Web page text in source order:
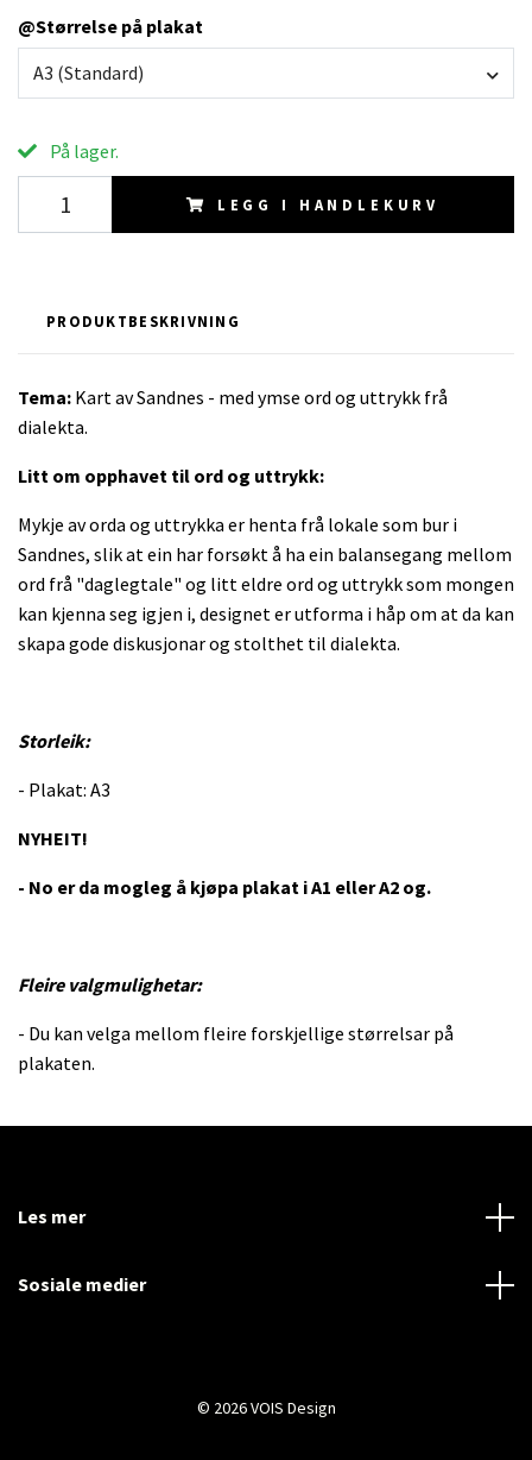
@Størrelse på plakat
A3 (Standard)
På lager.
LEGG I HANDLEKURV
PRODUKTBESKRIVNING
Tema: Kart av Sandnes - med ymse ord og uttrykk frå
dialekta.
Litt om opphavet til ord og uttrykk:
Mykje av orda og uttrykka er henta frå lokale som bur i
Sandnes, slik at ein har forsøkt å ha ein balansegang mellom
ord frå "daglegtale" og litt eldre ord og uttrykk som mongen
kan kjenna seg igjen i, designet er utforma i håp om at da kan
skapa gode diskusjonar og stolthet til dialekta.
Storleik:
- Plakat: A3
NYHEIT!
- No er da mogleg å kjøpa plakat i A1 eller A2 og.
Fleire valgmulighetar:
- Du kan velga mellom fleire forskjellige størrelsar på
plakaten.
Les mer
Sosiale medier
© 2026 VOIS Design